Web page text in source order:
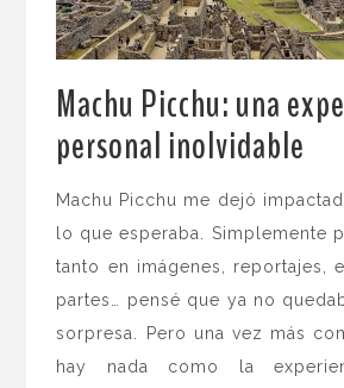
Machu Picchu: una
personal inolvidable
Machu Picchu me dejó
lo que esperaba. Simplemente
tanto en imágenes, reportajes,
partes… pensé que ya no
sorpresa. Pero una vez más
hay nada como la